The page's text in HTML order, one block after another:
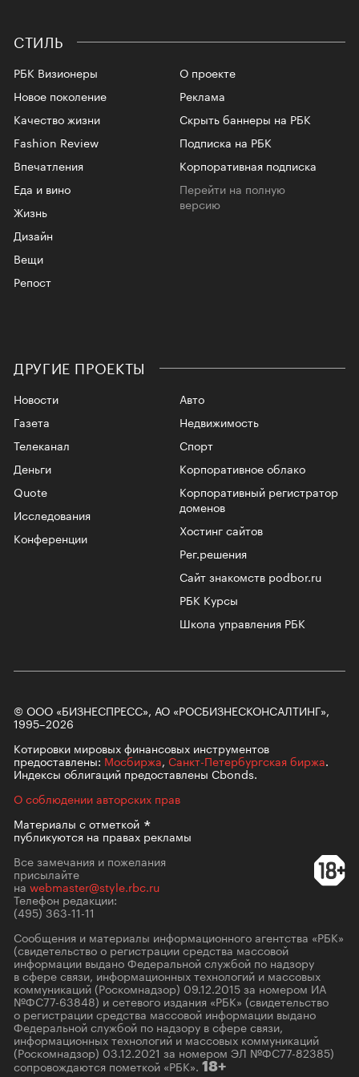
СТИЛЬ
РБК Визионеры
Новое поколение
Качество жизни
Fashion Review
Впечатления
Еда и вино
Жизнь
Дизайн
Вещи
Репост
О проекте
Реклама
Скрыть баннеры на РБК
Подписка на РБК
Корпоративная подписка
Перейти на полную
версию
ДРУГИЕ ПРОЕКТЫ
Новости
Газета
Телеканал
Авто
Недвижимость
Спорт
Корпоративное облако
Корпоративный регистратор
доменов
Хостинг сайтов
Рег.решения
Сайт знакомств podbor.ru
РБК Курсы
Школа управления РБК
Деньги
Quote
Исследования
Конференции
© ООО «БИЗНЕСПРЕСС», АО «РОСБИЗНЕСКОНСАЛТИНГ»,
1995–2026
Котировки мировых финансовых инструментов
предоставлены: Мосбиржа, Санкт-Петербургская биржа.
Индексы облигаций предоставлены Cbonds.
О соблюдении авторских прав
Материалы сотметкой
публикуются на правах рекламы
Все замечания и пожелания
присылайте
на webmaster@style.rbc.ru
Телефон редакции:
(495) 363-11-11
Сообщения и материалы информационного агентства «РБК»
(свидетельство о регистрации средства массовой
информации выдано Федеральной службой по надзору
в сфере связи, информационных технологий и массовых
коммуникаций (Роскомнадзор) 09.12.2015 за номером ИА
№ФС77-63848) и сетевого издания «РБК» (свидетельство
о регистрации средства массовой информации выдано
Федеральной службой по надзору в сфере связи,
информационных технологий и массовых коммуникаций
(Роскомнадзор) 03.12.2021 за номером ЭЛ №ФС77-82385)
сопровождаются пометкой «РБК». 18+